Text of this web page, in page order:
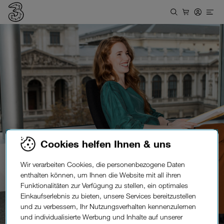
Globalconnectivity.
Cookies helfen Ihnen & uns
Wir verarbeiten Cookies, die personenbezogene Daten
enthalten können, um Ihnen die Website mit all ihren
Funktionalitäten zur Verfügung zu stellen, ein optimales
Einkaufserlebnis zu bieten, unsere Services bereitzustellen
und zu verbessern, Ihr Nutzungsverhalten kennenzulernen
und individualisierte Werbung und Inhalte auf unserer